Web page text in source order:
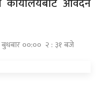
आवेदन
बुधबार ००:०० २ : ३१ बजे